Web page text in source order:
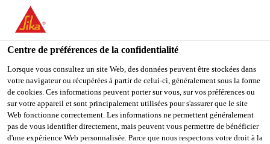
You are accessing "Sika Schweiz AG", it seems you are
accessing it from "États-Unis". We have a dedicated website for
your country.
TO
SIKA
USA
STAY ON THE SIKA
SCHWEIZ AG WEBSITE
SELECT A
COUNTRY
Sika Schweiz AG
Centre de préférences de la confidentialité
Lorsque vous consultez un site Web, des données peuvent être stockées dans
votre navigateur ou récupérées à partir de celui-ci, généralement sous la forme
de cookies. Ces informations peuvent porter sur vous, sur vos préférences ou
sur votre appareil et sont principalement utilisées pour s'assurer que le site
Web fonctionne correctement. Les informations ne permettent généralement
pas de vous identifier directement, mais peuvent vous permettre de bénéficier
d'une expérience Web personnalisée. Parce que nous respectons votre droit à la